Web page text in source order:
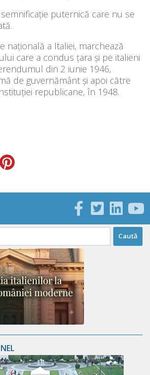
puternică care nu se
națională a Italiei, marchează
care a condus țara și pe italieni
din 2 iunie 1946,
de guvernământ și apoi către
republicane, în 1948.